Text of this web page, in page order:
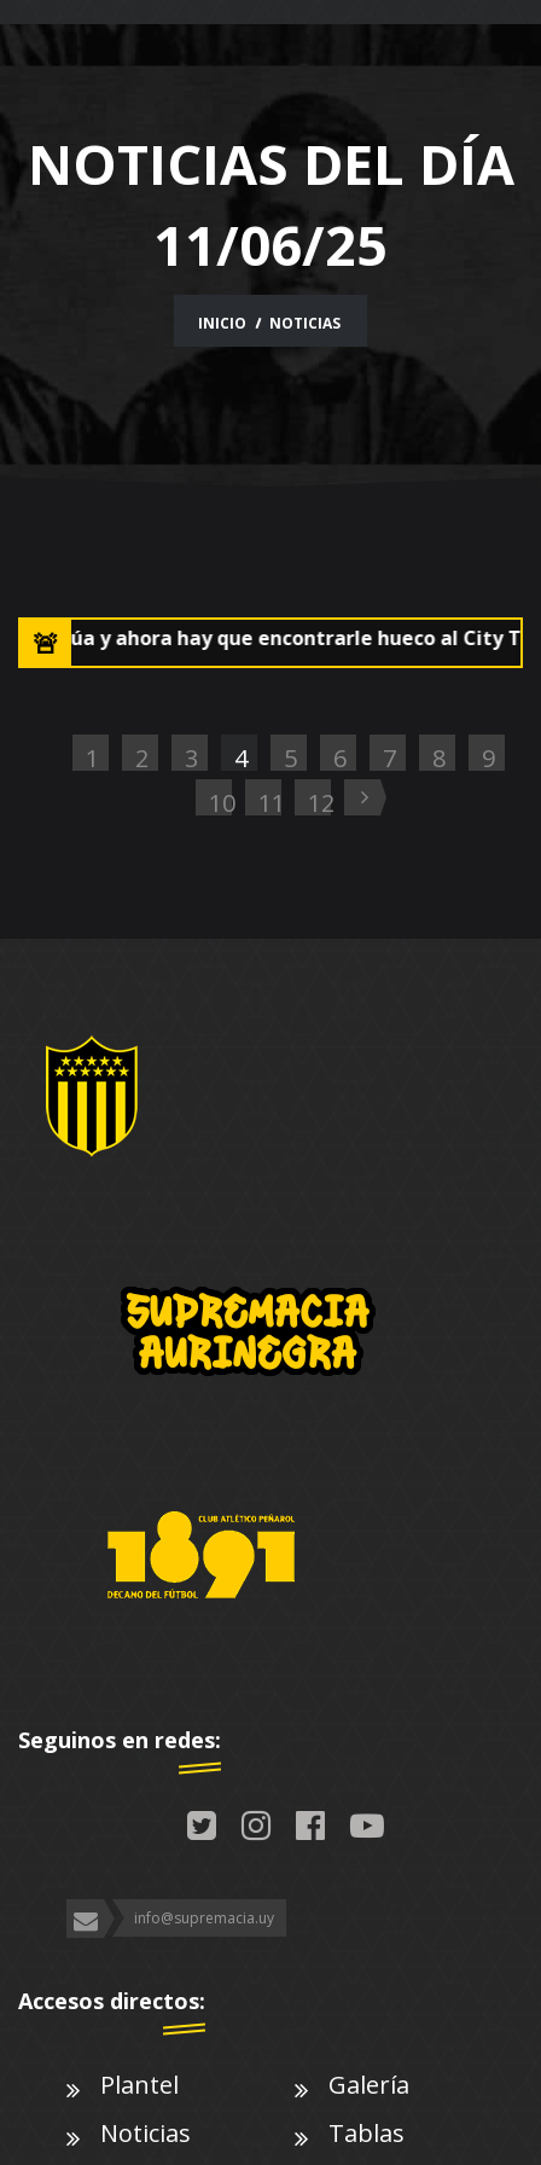
NOTICIAS DEL DÍA
11/06/25
INICIO NOTICIAS
y ahora hay que encontrarle hueco al City
1 2 3 4 5 6 7 8
9
10
11 12
Seguinos en redes:
info@supremacia.uy
Accesos directos:
Plantel
Galería
Noticias
Tablas